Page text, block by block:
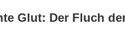
Glut: Der Fluch